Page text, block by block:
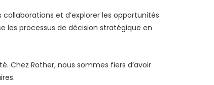
et d’explorer les opportunités
les processus de décision stratégique en
Chez Rother, nous sommes fiers d’avoir